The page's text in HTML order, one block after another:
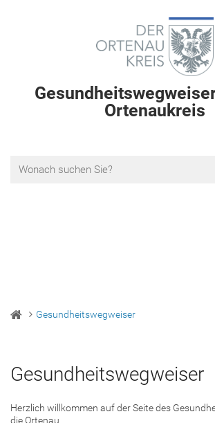
Ortenaukreis
Gesundheitswegweiser
Gesundheitswegweiser
Herzlich willkommen auf der Seite des
die Ortenau.